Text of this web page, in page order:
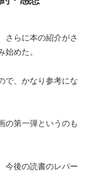
さらに本の紹介がさ
始めた。
で、かなり参考にな
の第一弾というのも
今後の読書のレパー